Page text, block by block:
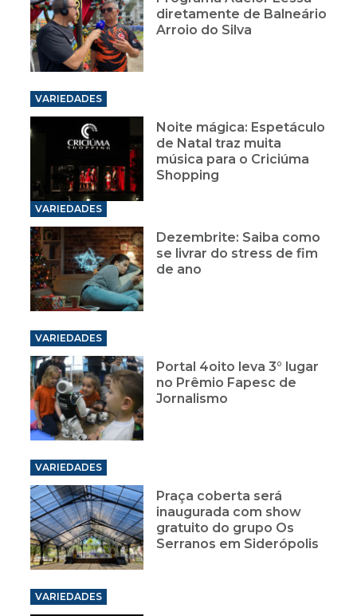
diretamente de Balneário
Arroio do Silva
VARIEDADES
Noite mágica: Espetáculo
de Natal traz muita
música para o Criciúma
Shopping
VARIEDADES
Dezembrite: Saiba como
se livrar do stress de fim
de ano
VARIEDADES
Portal 4oito leva 3° lugar
no Prêmio Fapesc de
Jornalismo
VARIEDADES
Praça coberta será
inaugurada com show
gratuito do grupo Os
Serranos em Siderópolis
VARIEDADES